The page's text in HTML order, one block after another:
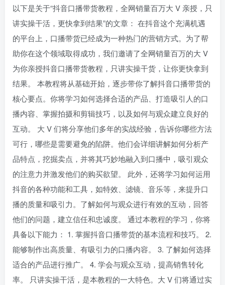
以下是关于“抖音口播带货教程，全网销量百万大 V 亲授，只
讲实操干活，更快拿到结果”的文章： 在抖音这个充满机遇
的平台上，口播带货已经成为一种热门的营销方式。为了帮
助你在这个领域取得成功，我们邀请了全网销量百万的大 V
为你亲授抖音口播带货教程，只讲实操干货，让你更快拿到
结果。 本教程将从基础开始，逐步带你了解抖音口播带货的
核心要点。你将学习如何选择合适的产品、打造吸引人的口
播内容、掌握拍摄和剪辑技巧，以及如何与观众建立良好的
互动。 大 V 们将分享他们多年的实战经验，告诉你哪些方法
可行，哪些是需要避免的陷阱。他们会详细讲解如何分析产
品特点，挖掘卖点，并将其巧妙地融入到口播中，吸引观众
的注意力并激发他们的购买欲望。 此外，还将学习如何运用
抖音的各种功能和工具，如特效、滤镜、音乐等，来提升口
播的质量和吸引力。了解如何与观众进行有效的互动，回答
他们的问题，建立信任和忠诚度。 通过本教程的学习，你将
具备以下能力： 1. 掌握抖音口播带货的基本流程和技巧。 2.
能够制作出高质量、有吸引力的口播内容。 3. 了解如何选择
适合的产品进行推广。 4. 学会与观众互动，提高销售转化
率。 只讲实操干活，是本教程的一大特色。大 V 们将通过实